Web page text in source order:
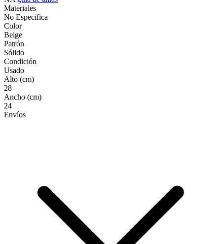
Materiales
No Especifica
Color
Beige
Patrón
Sólido
Condición
Usado
Alto (cm)
28
Ancho (cm)
24
Envíos